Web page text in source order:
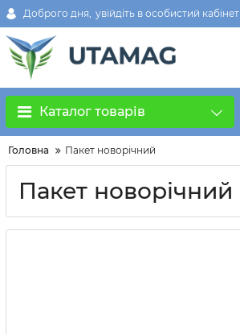
Доброго дня, увійдіть в особистий кабінет
Каталог товарів
Головна Пакет новорічний
Пакет новорічний